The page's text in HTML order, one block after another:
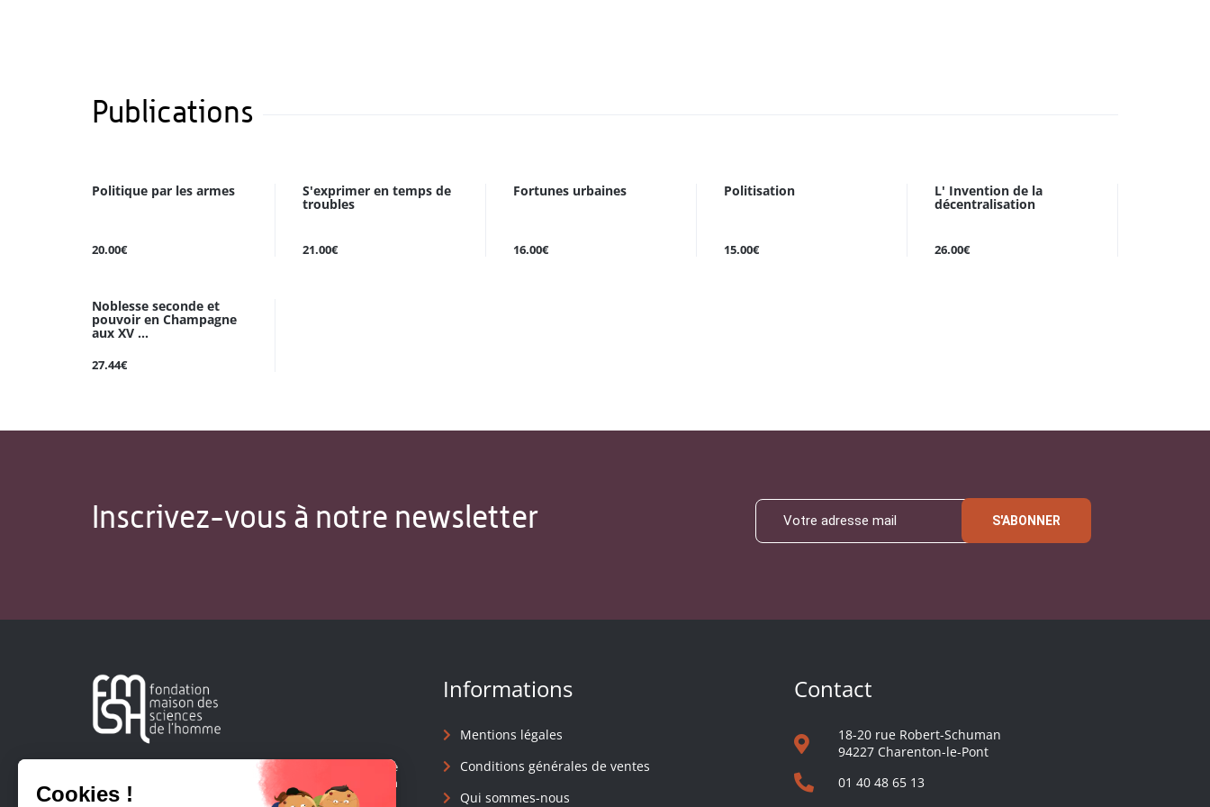
Publications
Politique par les armes
20.00€
S'exprimer en temps de
troubles
21.00€
Fortunes urbaines
16.00€
Politisation
15.00€
L' Invention de la
décentralisation
26.00€
Noblesse seconde et
pouvoir en Champagne
aux XV ...
27.44€
Inscrivez-vous à notre newsletter S'ABONNER
Créée en 1963, la Fondation Maison Sciences de l'Homme
soutient la recherche et la diffusion des connaissances en
sciences humaines et sociales.
Informations
Mentions légales
Conditions générales de ventes
Qui sommes-nous
Contact
18-20 rue Robert-Schuman
94227 Charenton-le-Pont
01 40 48 65 13